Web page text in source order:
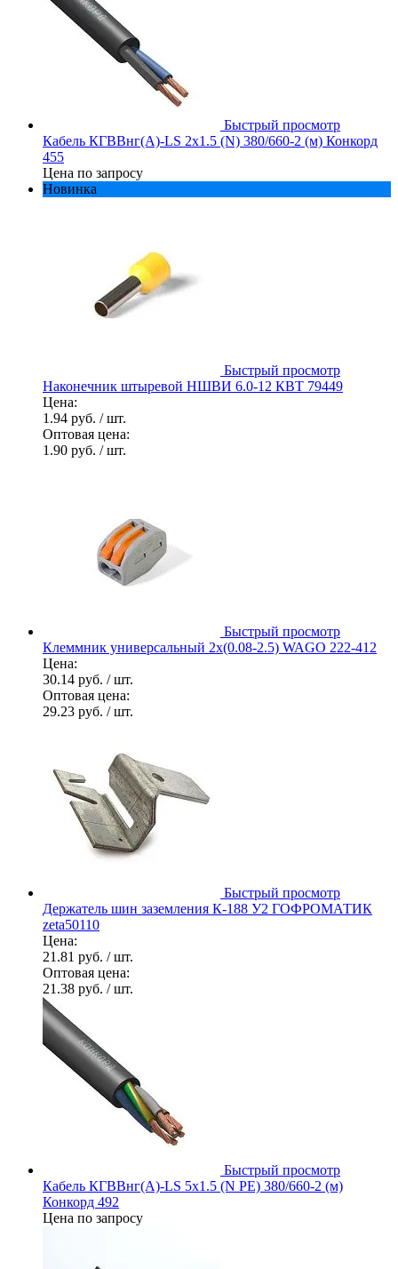
Быстрый просмотр
Кабель КГВВнг(А)-LS 2х1.5 (N) 380/660-2 (м) Конкорд
455
Цена по запросу
Новинка
Быстрый просмотр
Наконечник штыревой НШВИ 6.0-12 КВТ 79449
Цена:
1.94 руб. / шт.
Оптовая цена:
1.90 руб. / шт.
Быстрый просмотр
Клеммник универсальный 2х(0.08-2.5) WAGO 222-412
Цена:
30.14 руб. / шт.
Оптовая цена:
29.23 руб. / шт.
Быстрый просмотр
Держатель шин заземления К-188 У2 ГОФРОМАТИК
zeta50110
Цена:
21.81 руб. / шт.
Оптовая цена:
21.38 руб. / шт.
Быстрый просмотр
Кабель КГВВнг(А)-LS 5х1.5 (N PE) 380/660-2 (м)
Конкорд 492
Цена по запросу